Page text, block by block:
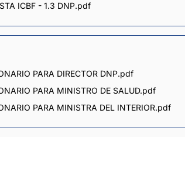
ICBF - 1.3 DNP.pdf
PARA DIRECTOR DNP.pdf
PARA MINISTRO DE SALUD.pdf
PARA MINISTRA DEL INTERIOR.pdf